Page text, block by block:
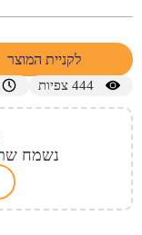
לקניית המוצר
444 צפיות
נשמח